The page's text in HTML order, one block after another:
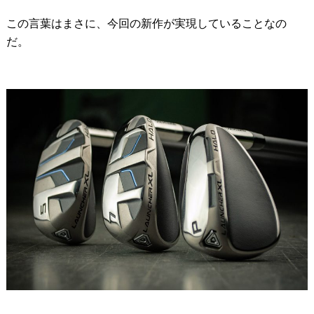
この言葉はまさに、今回の新作が実現していることなの
だ。